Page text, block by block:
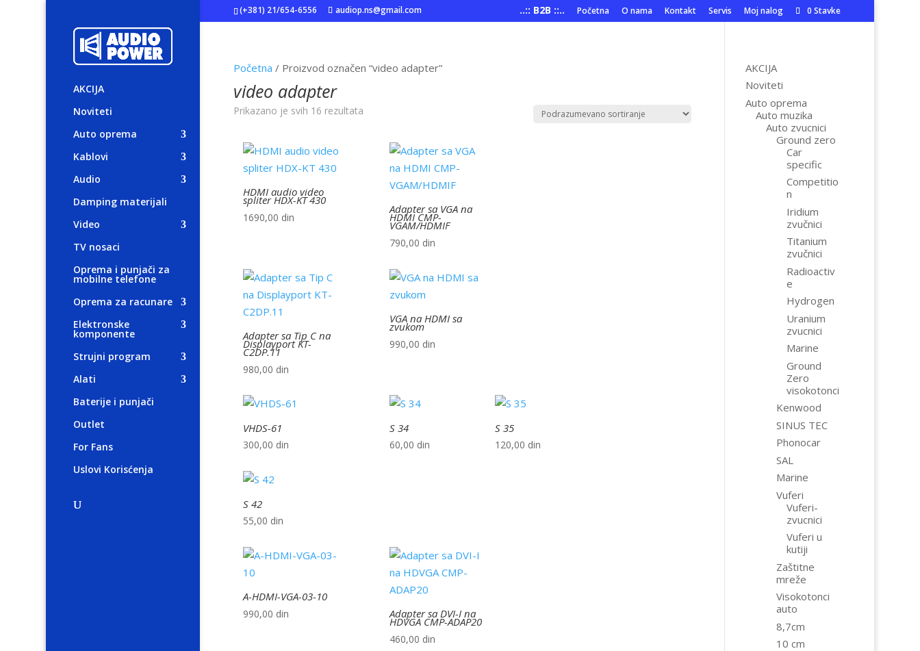
(+381) 21/654-6556 audiop.ns@gmail.com ..:: B2B ::.. Početna O nama Kontakt Servis Moj nalog 0 Stavke
AKCIJA
Noviteti
Auto oprema
Kablovi
Audio
Damping materijali
Video
TV nosaci
Oprema i punjači za
mobilne telefone
Oprema za racunare
Elektronske
komponente
Strujni program
Alati
Baterije i punjači
Outlet
For Fans
Uslovi Korisćenja
Početna / Proizvod označen “video adapter”
video adapter
Prikazano je svih 16 rezultata
HDMI audio video
spliter HDX-KT 430
1690,00 din
Adapter sa VGA na
HDMI CMP-
VGAM/HDMIF
790,00 din
Adapter sa Tip C na
Displayport KT-
C2DP.11
980,00 din
VGA na HDMI sa
zvukom
990,00 din
VHDS-61
300,00 din
S 34
60,00 din
S 35
120,00 din
S 42
55,00 din
A-HDMI-VGA-03-10
990,00 din Adapter sa DVI-I na
HDVGA CMP-ADAP20
460,00 din
AKCIJA
Noviteti
Auto oprema
Auto muzika
Auto zvucnici
Ground zero
Car
specific
Competitio
n
Iridium
zvučnici
Titanium
zvučnici
Radioactiv
e
Hydrogen
Uranium
zvucnici
Marine
Ground
Zero
visokotonci
Kenwood
SINUS TEC
Phonocar
SAL
Marine
Vuferi
Vuferi-
zvucnici
Vuferi u
kutiji
Zaštitne
mreže
Visokotonci
auto
8,7cm
10 cm